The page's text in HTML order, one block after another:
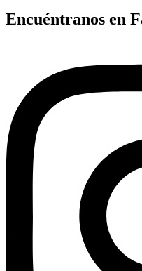
Encuéntranos en